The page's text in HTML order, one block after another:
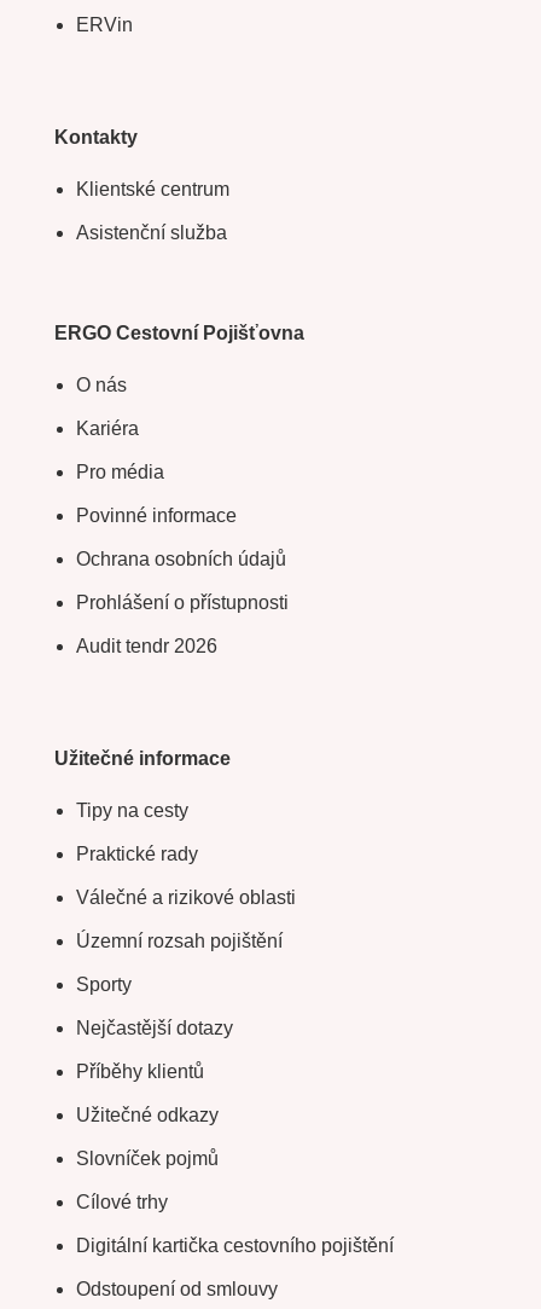
ERVin
Kontakty
Klientské centrum
Asistenční služba
ERGO Cestovní Pojišťovna
O nás
Kariéra
Pro média
Povinné informace
Ochrana osobních údajů
Prohlášení o přístupnosti
Audit tendr 2026
Užitečné informace
Tipy na cesty
Praktické rady
Válečné a rizikové oblasti
Územní rozsah pojištění
Sporty
Nejčastější dotazy
Příběhy klientů
Užitečné odkazy
Slovníček pojmů
Cílové trhy
Digitální kartička cestovního pojištění
Odstoupení od smlouvy